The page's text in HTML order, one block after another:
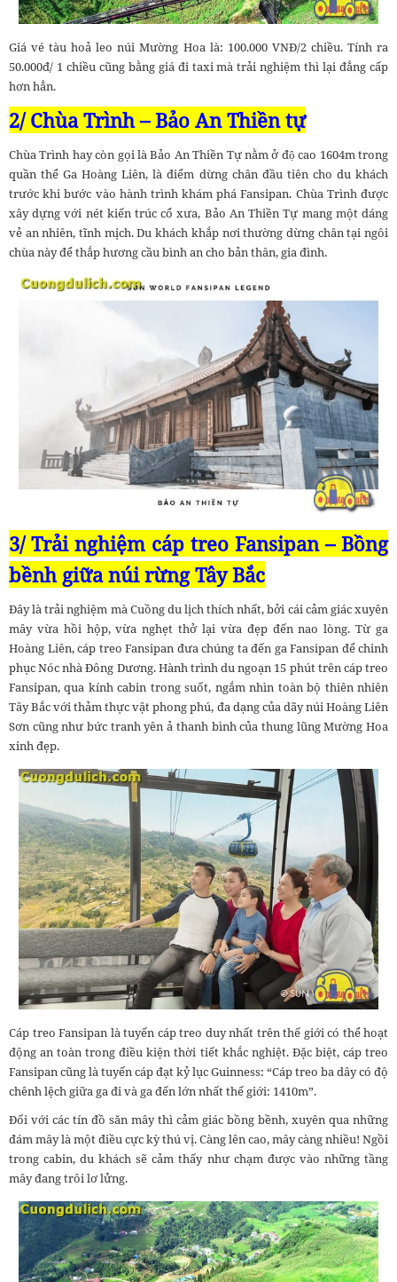
Giá vé tàu hoả leo núi Mường Hoa là: 100.000 VNĐ/2 chiều. Tính ra
50.000đ/ 1 chiều cũng bằng giá đi taxi mà trải nghiệm thì lại đẳng cấp
hơn hẳn.
2/ Chùa Trình – Bảo An Thiền tự
Chùa Trình hay còn gọi là Bảo An Thiền Tự nằm ở độ cao 1604m trong
quần thể Ga Hoàng Liên, là điểm dừng chân đầu tiên cho du khách
trước khi bước vào hành trình khám phá Fansipan. Chùa Trình được
xây dựng với nét kiến trúc cổ xưa, Bảo An Thiền Tự mang một dáng
vẻ an nhiên, tĩnh mịch. Du khách khắp nơi thường dừng chân tại ngôi
chùa này để thắp hương cầu bình an cho bản thân, gia đình.
3/ Trải nghiệm cáp treo Fansipan – Bồng
bềnh giữa núi rừng Tây Bắc
Đây là trải nghiệm mà Cuồng du lịch thích nhất, bởi cái cảm giác xuyên
mây vừa hồi hộp, vừa nghẹt thở lại vừa đẹp đến nao lòng. Từ ga
Hoàng Liên, cáp treo Fansipan đưa chúng ta đến ga Fansipan để chinh
phục Nóc nhà Đông Dương. Hành trình du ngoạn 15 phút trên cáp treo
Fansipan, qua kính cabin trong suốt, ngắm nhìn toàn bộ thiên nhiên
Tây Bắc với thảm thực vật phong phú, đa dạng của dãy núi Hoàng Liên
Sơn cũng như bức tranh yên ả thanh bình của thung lũng Mường Hoa
xinh đẹp.
Cáp treo Fansipan là tuyến cáp treo duy nhất trên thế giới có thể hoạt
động an toàn trong điều kiện thời tiết khắc nghiệt. Đặc biệt, cáp treo
Fansipan cũng là tuyến cáp đạt kỷ lục Guinness: “Cáp treo ba dây có độ
chênh lệch giữa ga đi và ga đến lớn nhất thế giới: 1410m”.
Đối với các tín đồ săn mây thì cảm giác bồng bềnh, xuyên qua những
đám mây là một điều cực kỳ thú vị. Càng lên cao, mây càng nhiều! Ngồi
trong cabin, du khách sẽ cảm thấy như chạm được vào những tầng
mây đang trôi lơ lửng.